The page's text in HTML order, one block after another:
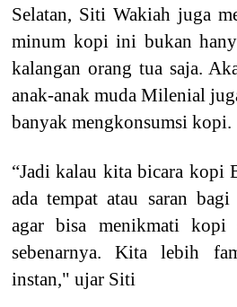
Selatan, Siti Wakiah juga
minum kopi ini bukan
kalangan orang tua saja.
anak-anak muda Milenial
banyak mengkonsumsi kopi.
“Jadi kalau kita bicara kopi
ada tempat atau saran
agar bisa menikmati kopi
sebenarnya. Kita lebih
instan," ujar Siti